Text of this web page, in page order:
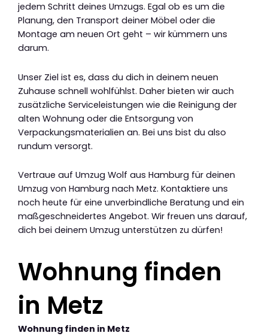
jedem Schritt deines Umzugs. Egal ob es um die
Planung, den Transport deiner Möbel oder die
Montage am neuen Ort geht – wir kümmern uns
darum.
Unser Ziel ist es, dass du dich in deinem neuen
Zuhause schnell wohlfühlst. Daher bieten wir auch
zusätzliche Serviceleistungen wie die Reinigung der
alten Wohnung oder die Entsorgung von
Verpackungsmaterialien an. Bei uns bist du also
rundum versorgt.
Vertraue auf Umzug Wolf aus Hamburg für deinen
Umzug von Hamburg nach Metz. Kontaktiere uns
noch heute für eine unverbindliche Beratung und ein
maßgeschneidertes Angebot. Wir freuen uns darauf,
dich bei deinem Umzug unterstützen zu dürfen!
Wohnung finden
in Metz
Wohnung finden in Metz